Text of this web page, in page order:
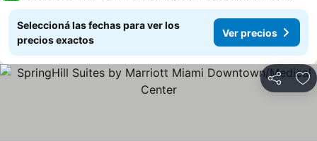
Seleccioná las fechas para ver los
precios exactos
Ver precios
Compartir